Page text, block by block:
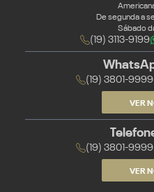
De segunda a
Sábado
(19) 3113-9199
(19) 3801-9999
VER
(19) 3801-9999
VER